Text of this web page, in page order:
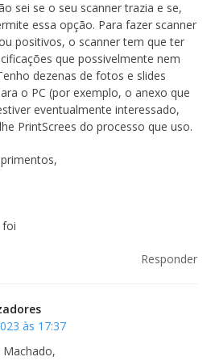
sei se o seu scanner trazia e se,
essa opção. Para fazer scanner
positivos, o scanner tem que ter
que possivelmente nem
dezenas de fotos e slides
o PC (por exemplo, o anexo que
eventualmente interessado,
PrintScrees do processo que uso.
foi
Responder
às 17:37
Machado,